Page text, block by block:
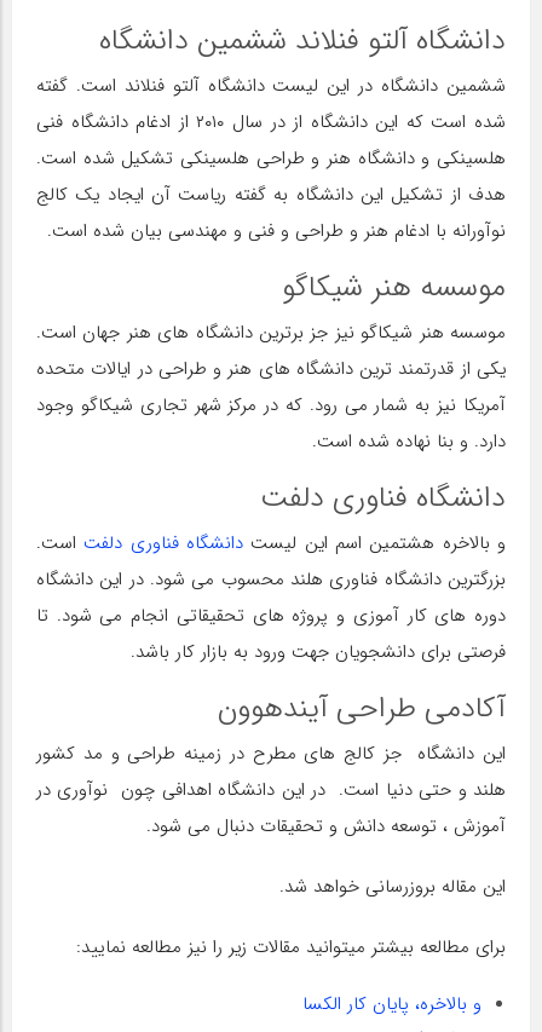
دانشگاه آلتو فنلاند ششمین دانشگاه
ششمین دانشگاه در این لیست دانشگاه آلتو فنلاند است. گفته
شده است که این دانشگاه از در سال ۲۰۱۰ از ادغام دانشگاه فنی
هلسینکی و دانشگاه هنر و طراحی هلسینکی تشکیل شده است.
هدف از تشکیل این دانشگاه به گفته ریاست آن ایجاد یک کالج
نوآورانه با ادغام هنر و طراحی و فنی و مهندسی بیان شده است.
موسسه هنر شیکاگو
موسسه هنر شیکاگو نیز جز برترین دانشگاه های هنر جهان است.
یکی از قدرتمند ترین دانشگاه های هنر و طراحی در ایالات متحده
آمریکا نیز به شمار می رود. که در مرکز شهر تجاری شیکاگو وجود
دارد. و بنا نهاده شده است.
دانشگاه فناوری دلفت
و بالاخره هشتمین اسم این لیست دانشگاه فناوری دلفت است.
بزرگترین دانشگاه فناوری هلند محسوب می شود. در این دانشگاه
دوره های کار آموزی و پروژه های تحقیقاتی انجام می شود. تا
فرصتی برای دانشجویان جهت ورود به بازار کار باشد.
آکادمی طراحی آیندهوون
این دانشگاه جز کالج های مطرح در زمینه طراحی و مد کشور
هلند و حتی دنیا است. در این دانشگاه اهدافی چون نوآوری در
آموزش ، توسعه دانش و تحقیقات دنبال می شود.
این مقاله بروزرسانی خواهد شد.
برای مطالعه بیشتر میتوانید مقالات زیر را نیز مطالعه نمایید:
و بالاخره، پایان کار الکسا